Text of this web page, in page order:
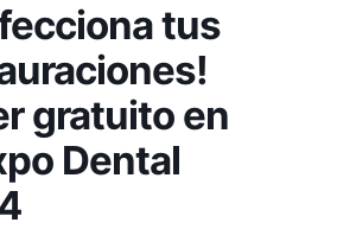
tus
gratuito en
Dental